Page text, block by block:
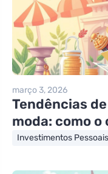
março 3, 2026
Tendências
moda: como o
Investimentos Pessoais